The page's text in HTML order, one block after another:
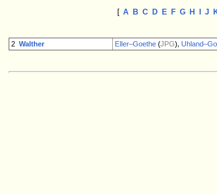
[ A B C D E F G H J
2 Walther Eller–Goethe (JPG),